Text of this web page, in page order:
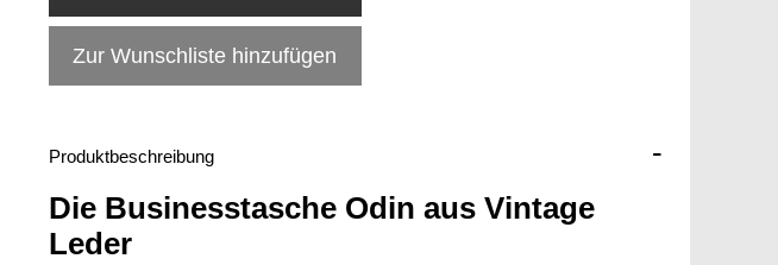
Zur Wunschliste hinzufügen
Produktbeschreibung
-
Die Businesstasche Odin aus Vintage
Leder